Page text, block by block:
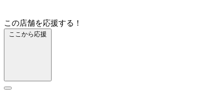
この店舗を応援する！
ここから応援